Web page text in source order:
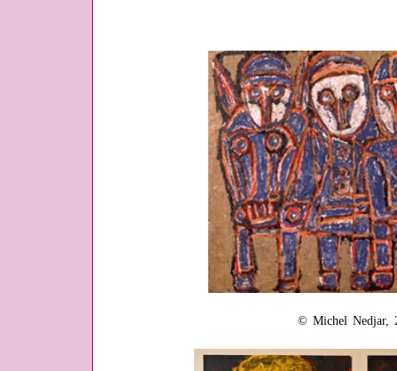
© Michel Nedjar,